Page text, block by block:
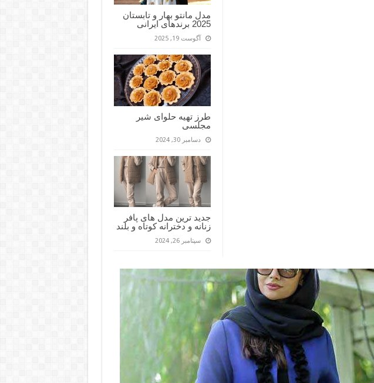
مدل مانتو بهار و تابستان
2025 برندهای ایرانی
آگوست 19, 2025
طرز تهیه حلوای شیر
مجلسی
دسامبر 30, 2024
جدید ترین مدل های پافر
زنانه و دخترانه کوتاه و بلند
سپتامبر 26, 2024